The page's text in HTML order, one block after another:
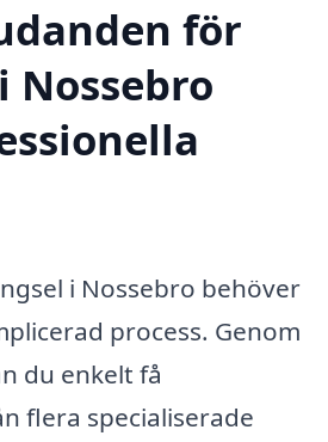
för
Nossebro
i Nossebro behöver
process. Genom
du enkelt få
flera specialiserade